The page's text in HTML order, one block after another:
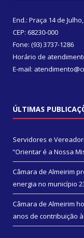
End.: Praça 14 de
CEP: 68230-000
Fone: (93) 3737-1286
Horário de
E-mail:
ÚLTIMAS
Servidores e
“Orientar é a Nossa
Câmara de Almeirim
energia no município
Câmara de Almeirim
anos de contribuição